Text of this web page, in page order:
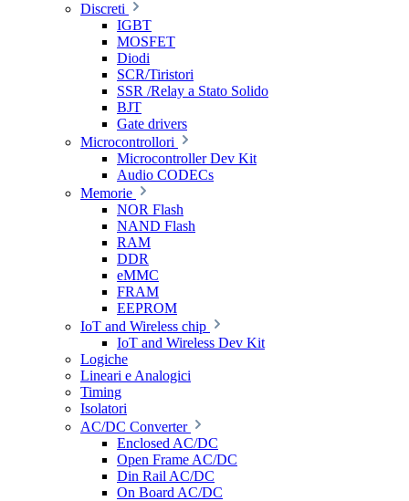
Discreti
IGBT
MOSFET
Diodi
SCR/Tiristori
SSR /Relay a Stato Solido
BJT
Gate drivers
Microcontrollori
Microcontroller Dev Kit
Audio CODECs
Memorie
NOR Flash
NAND Flash
RAM
DDR
eMMC
FRAM
EEPROM
IoT and Wireless chip
IoT and Wireless Dev Kit
Logiche
Lineari e Analogici
Timing
Isolatori
AC/DC Converter
Enclosed AC/DC
Open Frame AC/DC
Din Rail AC/DC
On Board AC/DC